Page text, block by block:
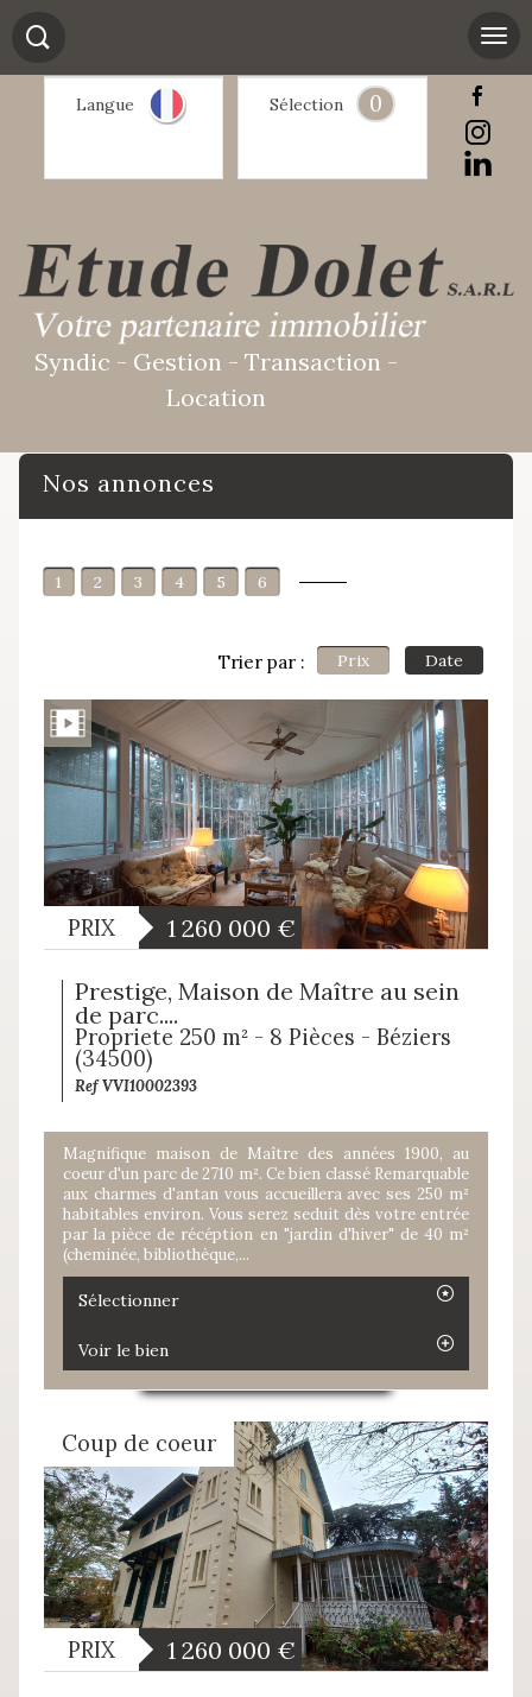
Langue Sélection 0
Syndic - Gestion - Transaction -
Location
Nos annonces
1 2 3 4 5 6
Trier par : Prix Date
PRIX 1 260 000 €
Prestige, Maison de Maître au sein
de parc....
Propriete 250 m² - 8 Pièces - Béziers
(34500)
Ref VVI10002393
Magnifique maison de Maître des années 1900, au
coeur d'un parc de 2710 m². Ce bien classé Remarquable
aux charmes d'antan vous accueillera avec ses 250 m²
habitables environ. Vous serez seduit dès votre entrée
par la pièce de récéption en "jardin d'hiver" de 40 m²
(cheminée, bibliothèque,...
Sélectionner
Voir le bien
Coup de coeur
PRIX 1 260 000 €